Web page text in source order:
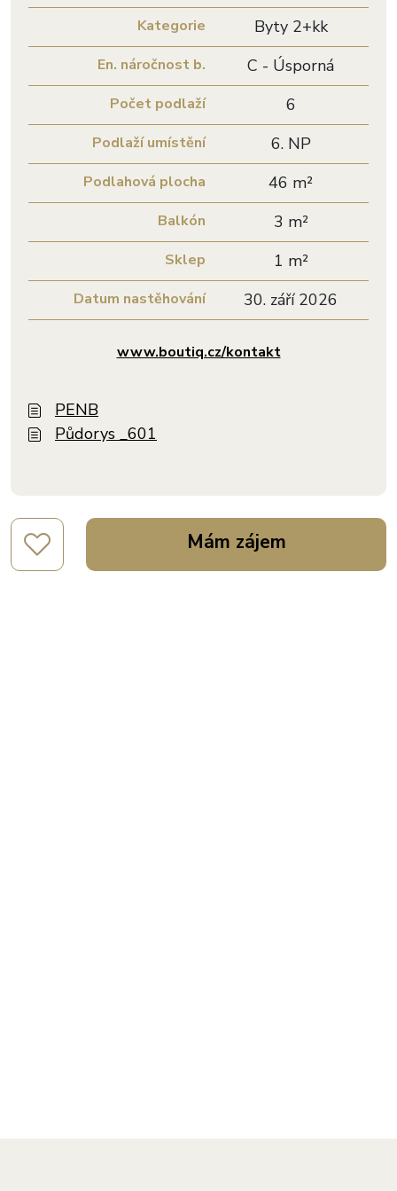
Kategorie Byty 2+kk
En. náročnost b. C - Úsporná
Počet podlaží 6
Podlaží umístění 6. NP
Podlahová plocha 46 m²
Balkón 3 m²
Sklep 1 m²
Datum nastěhování 30. září 2026
www.boutiq.cz/kontakt
PENB
Půdorys _601
Mám zájem